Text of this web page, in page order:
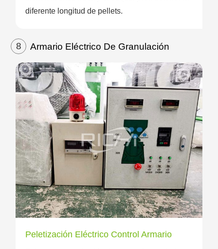
diferente longitud de pellets.
Armario Eléctrico De Granulación
8
Peletización Eléctrico Control Armario